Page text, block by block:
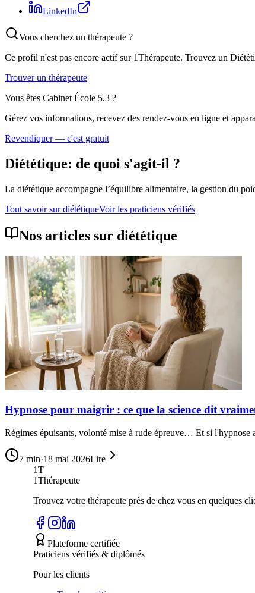
LinkedIn
Vous cherchez un thérapeute ?
Ce profil n'est pas encore actif sur 1Thérapeute. Trouvez un
Trouver un thérapeute
Vous êtes Cabinet École 5.3 ?
Gérez vos informations, recevez des rendez-vous en ligne et
Revendiquer — c'est gratuit
Diététique: de quoi s'agit-il ?
La diététique accompagne l’équilibre alimentaire, la gestion du
Tout savoir surdiététiqueVoir les praticiens vérifiés
Nos articles sur diététique
Hypnose pour maigrir : ce que la science dit
Régimes épuisants, volonté mise à rude épreuve… Et si l'hypnose
7 min·18 mai 2026Lire
1T
1Thérapeute
Trouvez votre thérapeute près de chez vous en quelques
Plateforme certifiée
Praticiens vérifiés & diplômés
Pour les clients